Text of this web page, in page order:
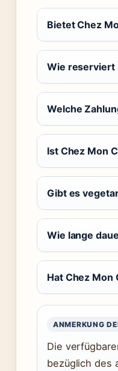
Bietet Chez
Wie reserviert
Welche
Ist Chez Mon
Gibt es
Wie lange
Hat Chez Mon
ANMERKUNG
Die
bezüglich des